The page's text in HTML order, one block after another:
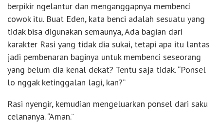
berpikir ngelantur dan menganggapnya membenci
cowok itu. Buat Eden, kata benci adalah sesuatu yang
tidak bisa digunakan semaunya, Ada bagian dari
karakter Rasi yang tidak dia sukai, tetapi apa itu lantas
jadi pembenaran baginya untuk membenci seseorang
yang belum dia kenal dekat? Tentu saja tidak. “Ponsel
lo nggak ketinggalan lagi, kan?”
Rasi nyengir, kemudian mengeluarkan ponsel dari saku
celananya. “Aman.”